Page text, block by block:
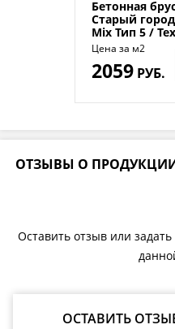
Бетонная
Старый
Mix Тип 5 /
Цена за м2
2059РУБ.
ОТЗЫВЫ О
Оставить отзыв или
ОСТАВИТЬ